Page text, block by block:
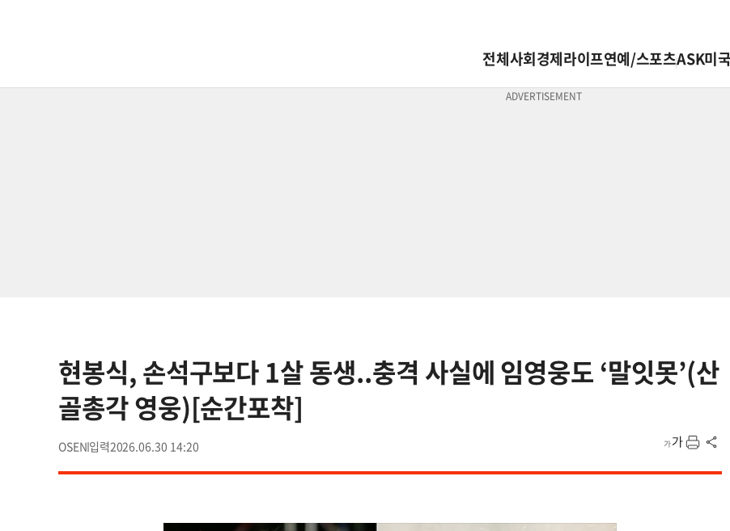
전체사회경제라이프연예/스포츠ASK미국
현봉식, 손석구보다 1살 동생..충격 사실에 임영웅도 ‘말잇못’(산
골총각 영웅)[순간포착]
OSEN 2026.06.30 14:20